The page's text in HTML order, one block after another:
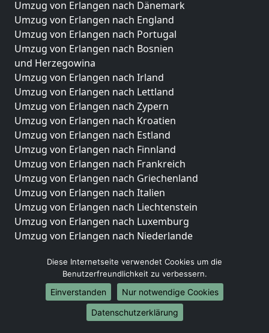
Umzug von Erlangen nach Dänemark
Umzug von Erlangen nach England
Umzug von Erlangen nach Portugal
Umzug von Erlangen nach Bosnien
und Herzegowina
Umzug von Erlangen nach Irland
Umzug von Erlangen nach Lettland
Umzug von Erlangen nach Zypern
Umzug von Erlangen nach Kroatien
Umzug von Erlangen nach Estland
Umzug von Erlangen nach Finnland
Umzug von Erlangen nach Frankreich
Umzug von Erlangen nach Griechenland
Umzug von Erlangen nach Italien
Umzug von Erlangen nach Liechtenstein
Umzug von Erlangen nach Luxemburg
Umzug von Erlangen nach Niederlande
Umzüge-Deutschlandweit
Umzug von Erlangen nach Berlin
Umzug von Erlangen nach Hamburg
Umzug von Erlangen nach München
Diese Internetseite verwendet Cookies um die
Benutzerfreundlichkeit zu verbessern.
Einverstanden
Nur notwendige Cookies
Datenschutzerklärung